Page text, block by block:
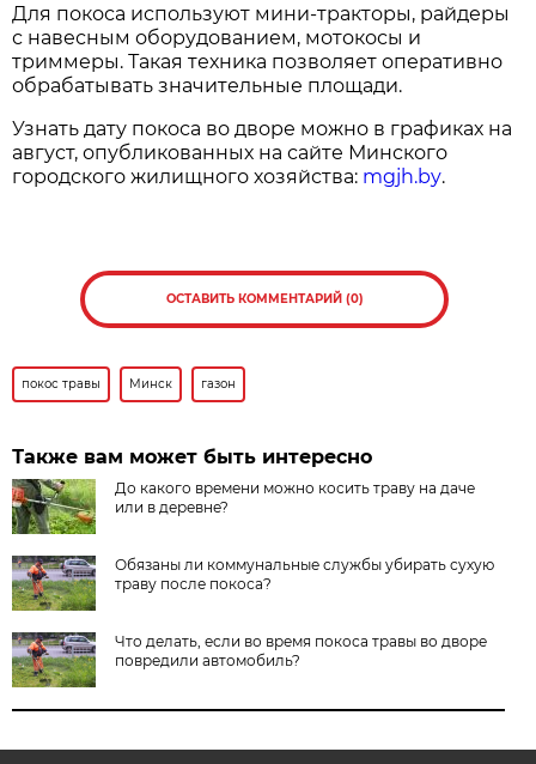
Для покоса используют мини-тракторы, райдеры
с навесным оборудованием, мотокосы и
триммеры. Такая техника позволяет оперативно
обрабатывать значительные площади.
Узнать дату покоса во дворе можно в графиках на
август, опубликованных на сайте Минского
городского жилищного хозяйства: mgjh.by.
ОСТАВИТЬ КОММЕНТАРИЙ (0)
покос травы Минск газон
Также вам может быть интересно
До какого времени можно косить траву на даче
или в деревне?
Обязаны ли коммунальные службы убирать сухую
траву после покоса?
Что делать, если во время покоса травы во дворе
повредили автомобиль?